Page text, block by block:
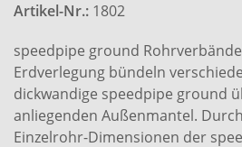
Artikel-Nr.: 1802
speedpipe ground
Erdverlegung bündeln
dickwandige speedpipe ground
anliegenden Außenmantel.
Einzelrohr-Dimensionen der